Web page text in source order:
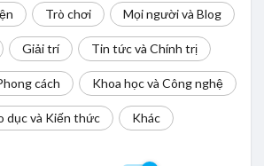
Trò chơi Mọi người và Blog
Giải trí Tin tức và Chính trị
cách Khoa học và Công nghệ
dục và Kiến thức Khác